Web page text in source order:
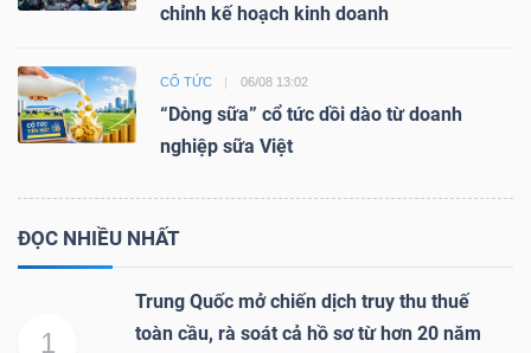
chỉnh kế hoạch kinh doanh
CỔ TỨC 06/08 13:02
“Dòng sữa” cổ tức dồi dào từ doanh
nghiệp sữa Việt
ĐỌC NHIỀU NHẤT
1
Trung Quốc mở chiến dịch truy thu thuế
toàn cầu, rà soát cả hồ sơ từ hơn 20 năm